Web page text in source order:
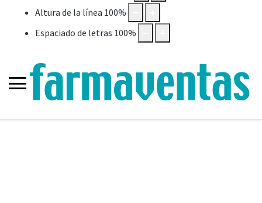
Altura de la línea 100%
Espaciado de letras 100%